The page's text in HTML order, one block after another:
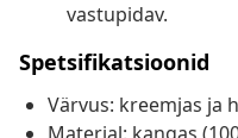
vastupidav.
Spetsifikatsioonid
Värvus: kreemjas ja